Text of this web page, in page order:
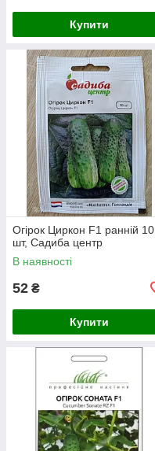
Купити
Огірок Циркон F1 ранній 10
шт, Садиба центр
В наявності
52 ₴
Купити